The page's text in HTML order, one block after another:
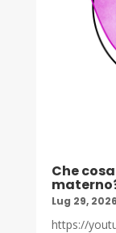
Che
Lug 29, 2026
https://